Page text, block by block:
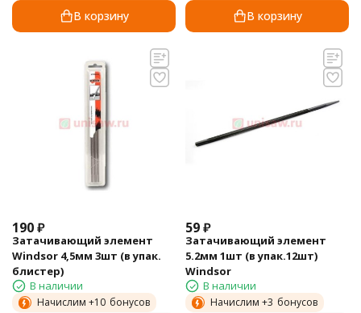
В корзину В корзину
190₽
Затачивающий элемент
Windsor 4,5мм 3шт (в упак.
блистер)
В наличии
Начислим +10 бонусов
59₽
Затачивающий элемент
5.2мм 1шт (в упак.12шт)
Windsor
В наличии
Начислим +3 бонусов